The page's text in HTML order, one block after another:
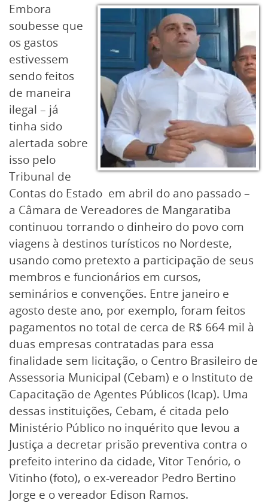
Embora
soubesse que
os gastos
estivessem
sendo feitos
de maneira
ilegal – já
tinha sido
alertada sobre
isso pelo
Tribunal de
Contas do Estado em abril do ano passado –
a Câmara de Vereadores de Mangaratiba
continuou torrando o dinheiro do povo com
viagens à destinos turísticos no Nordeste,
usando como pretexto a participação de seus
membros e funcionários em cursos,
seminários e convenções. Entre janeiro e
agosto deste ano, por exemplo, foram feitos
pagamentos no total de cerca de R$ 664 mil à
duas empresas contratadas para essa
finalidade sem licitação, o Centro Brasileiro de
Assessoria Municipal (Cebam) e o Instituto de
Capacitação de Agentes Públicos (Icap). Uma
dessas instituições, Cebam, é citada pelo
Ministério Público no inquérito que levou a
Justiça a decretar prisão preventiva contra o
prefeito interino da cidade, Vitor Tenório, o
Vitinho (foto), o ex-vereador Pedro Bertino
Jorge e o vereador Edison Ramos.